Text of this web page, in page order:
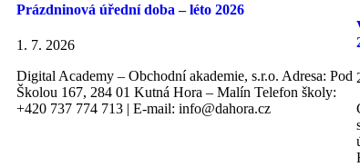
Prázdninová úřední doba – léto 2026
1. 7. 2026
Digital Academy – Obchodní akademie, s.r.o. Adresa: Pod
Školou 167, 284 01 Kutná Hora – Malín Telefon školy:
+420 737 774 713 | E-mail: info@dahora.cz